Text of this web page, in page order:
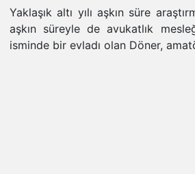
Yaklaşık altı yılı aşkın süre
aşkın süreyle de avukatlık
isminde bir evladı olan Döner,